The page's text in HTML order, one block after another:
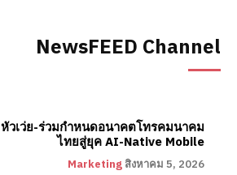
NewsFEED Channel
หัวเว่ย-ร่วมกำหนดอนาคตโทรคมนาคม
ไทยสู่ยุค AI-Native Mobile
Marketing สิงหาคม 5, 2026